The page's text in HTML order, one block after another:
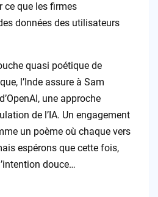
ce que les firmes
données des utilisateurs
quasi poétique de
l’Inde assure à Sam
une approche
de l’IA. Un engagement
un poème où chaque vers
espérons que cette fois,
douce…